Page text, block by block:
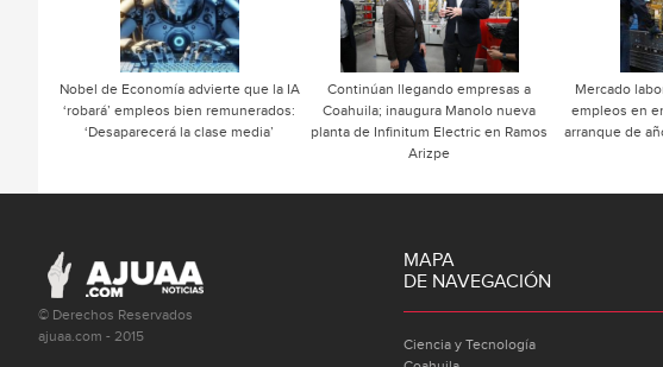
Nobel de Economía advierte que la IA
‘robará’ empleos bien remunerados:
‘Desaparecerá la clase media’
Continúan llegando empresas a
Coahuila; inaugura Manolo nueva
planta de Infinitum Electric en Ramos
Arizpe
Mercado
empleos en
arranque de
© Derechos Reservados
ajuaa.com - 2015
MAPA
DE NAVEGACIÓN
Ciencia y Tecnología